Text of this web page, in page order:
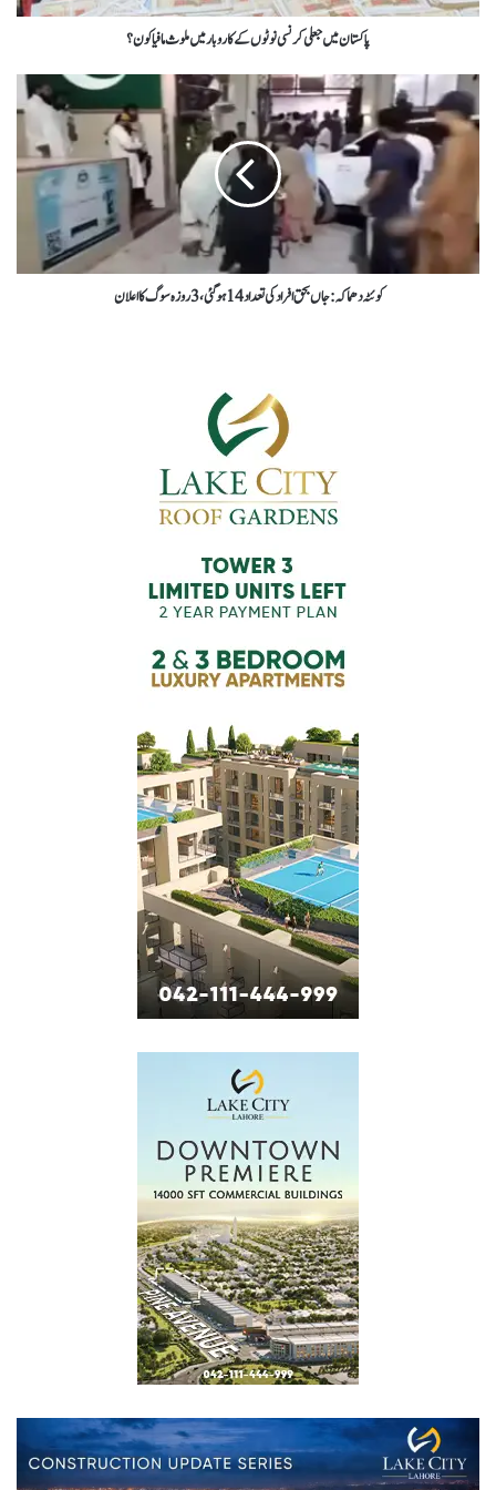
پاکستان میں جعلی کرنسی نوٹوں کے کاروبار میں ملوث مافیا کون؟
کوئٹہ دھماکہ: جاں بحق افراد کی تعداد 14 ہوگئی، 3 روزہ سوگ کا اعلان